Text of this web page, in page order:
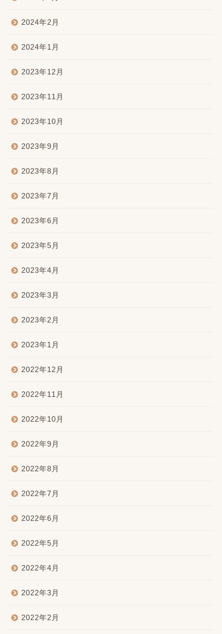
2024年2月
2024年1月
2023年12月
2023年11月
2023年10月
2023年9月
2023年8月
2023年7月
2023年6月
2023年5月
2023年4月
2023年3月
2023年2月
2023年1月
2022年12月
2022年11月
2022年10月
2022年9月
2022年8月
2022年7月
2022年6月
2022年5月
2022年4月
2022年3月
2022年2月